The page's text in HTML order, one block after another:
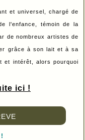
et universel, chargé de
l'enfance, témoin de la
de nombreux artistes de
grâce à son lait et à sa
et intérêt, alors pourquoi
ici !